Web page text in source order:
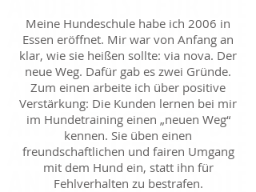
Meine Hundeschule habe ich 2006 in
Essen eröffnet. Mir war von Anfang an
klar, wie sie heißen sollte: via nova. Der
neue Weg. Dafür gab es zwei Gründe.
Zum einen arbeite ich über positive
Verstärkung: Die Kunden lernen bei mir
im Hundetraining einen „neuen Weg“
kennen. Sie üben einen
freundschaftlichen und fairen Umgang
mit dem Hund ein, statt ihn für
Fehlverhalten zu bestrafen.